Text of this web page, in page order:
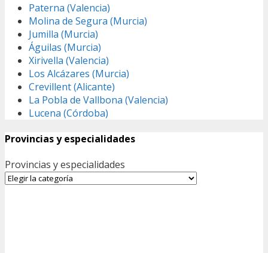
Paterna (Valencia)
Molina de Segura (Murcia)
Jumilla (Murcia)
Águilas (Murcia)
Xirivella (Valencia)
Los Alcázares (Murcia)
Crevillent (Alicante)
La Pobla de Vallbona (Valencia)
Lucena (Córdoba)
Provincias y especialidades
Provincias y especialidades